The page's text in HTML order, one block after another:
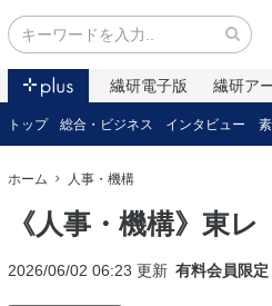
繊研電子版 繊研ア
トップ 総合・ビジネス インタビュー
ホーム 人事・機構
《人事・機構》東レ
2026/06/02 06:23 更新 有料会員限定